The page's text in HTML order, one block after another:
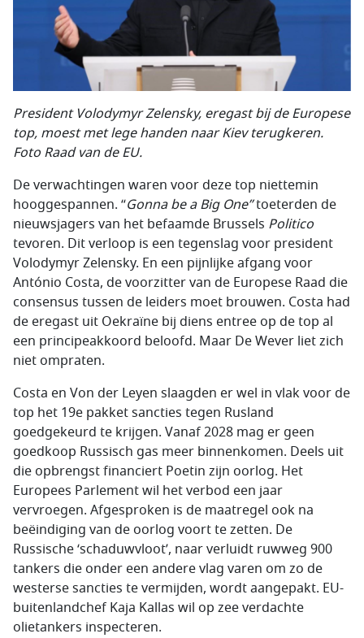
President Volodymyr Zelensky, eregast bij de Europese
top, moest met lege handen naar Kiev terugkeren.
Foto Raad van de EU.
De verwachtingen waren voor deze top niettemin
hooggespannen. “Gonna be a Big One”toeterden de
nieuwsjagers van het befaamde Brussels Politico
tevoren. Dit verloop is een tegenslag voor president
Volodymyr Zelensky. En een pijnlijke afgang voor
António Costa, de voorzitter van de Europese Raad die
consensus tussen de leiders moet brouwen. Costa had
de eregast uit Oekraïne bij diens entree op de top al
een principeakkoord beloofd. Maar De Wever liet zich
niet ompraten.
Costa en Von der Leyen slaagden er wel in vlak voor de
top het 19e pakket sancties tegen Rusland
goedgekeurd te krijgen. Vanaf 2028 mag er geen
goedkoop Russisch gas meer binnenkomen. Deels uit
die opbrengst financiert Poetin zijn oorlog. Het
Europees Parlement wil het verbod een jaar
vervroegen. Afgesproken is de maatregel ook na
beëindiging van de oorlog voort te zetten. De
Russische ‘schaduwvloot’, naar verluidt ruwweg 900
tankers die onder een andere vlag varen om zo de
westerse sancties te vermijden, wordt aangepakt. EU-
buitenlandchef Kaja Kallas wil op zee verdachte
olietankers inspecteren.